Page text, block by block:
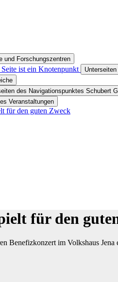
und Forschungszentren
Seite ist ein Knotenpunkt
des Navigationspunktes Schubert
Veranstaltungen
für den guten Zweck
für den
Benefizkonzert im Volkshaus